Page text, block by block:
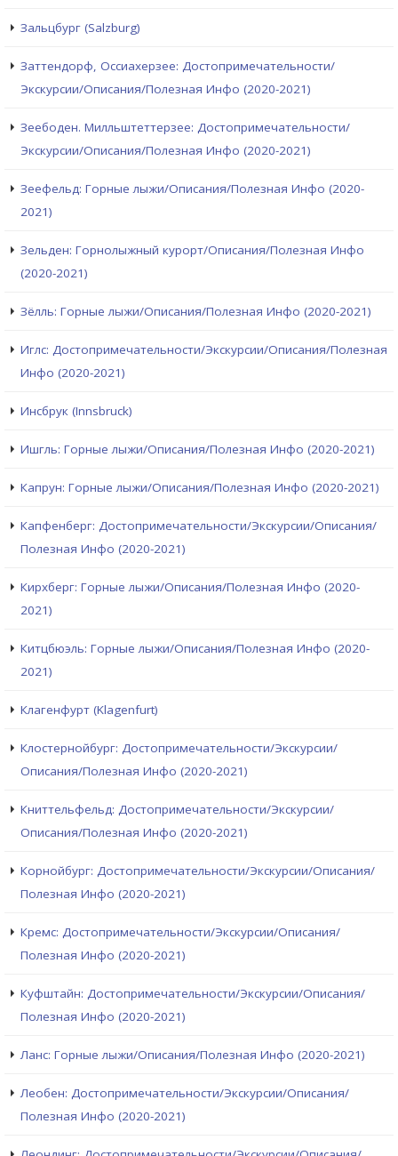
Зальцбург (Salzburg)
Заттендорф, Оссиахерзее: Достопримечательности/
Экскурсии/Описания/Полезная Инфо (2020-2021)
Зеебоден. Милльштеттерзее: Достопримечательности/
Экскурсии/Описания/Полезная Инфо (2020-2021)
Зеефельд: Горные лыжи/Описания/Полезная Инфо (2020-
2021)
Зельден: Горнолыжный курорт/Описания/Полезная Инфо
(2020-2021)
Зёлль: Горные лыжи/Описания/Полезная Инфо (2020-2021)
Иглс: Достопримечательности/Экскурсии/Описания/Полезная
Инфо (2020-2021)
Инсбрук (Innsbruck)
Ишгль: Горные лыжи/Описания/Полезная Инфо (2020-2021)
Капрун: Горные лыжи/Описания/Полезная Инфо (2020-2021)
Капфенберг: Достопримечательности/Экскурсии/Описания/
Полезная Инфо (2020-2021)
Кирхберг: Горные лыжи/Описания/Полезная Инфо (2020-
2021)
Китцбюэль: Горные лыжи/Описания/Полезная Инфо (2020-
2021)
Клагенфурт (Klagenfurt)
Клостернойбург: Достопримечательности/Экскурсии/
Описания/Полезная Инфо (2020-2021)
Книттельфельд: Достопримечательности/Экскурсии/
Описания/Полезная Инфо (2020-2021)
Корнойбург: Достопримечательности/Экскурсии/Описания/
Полезная Инфо (2020-2021)
Кремс: Достопримечательности/Экскурсии/Описания/
Полезная Инфо (2020-2021)
Куфштайн: Достопримечательности/Экскурсии/Описания/
Полезная Инфо (2020-2021)
Ланс: Горные лыжи/Описания/Полезная Инфо (2020-2021)
Леобен: Достопримечательности/Экскурсии/Описания/
Полезная Инфо (2020-2021)